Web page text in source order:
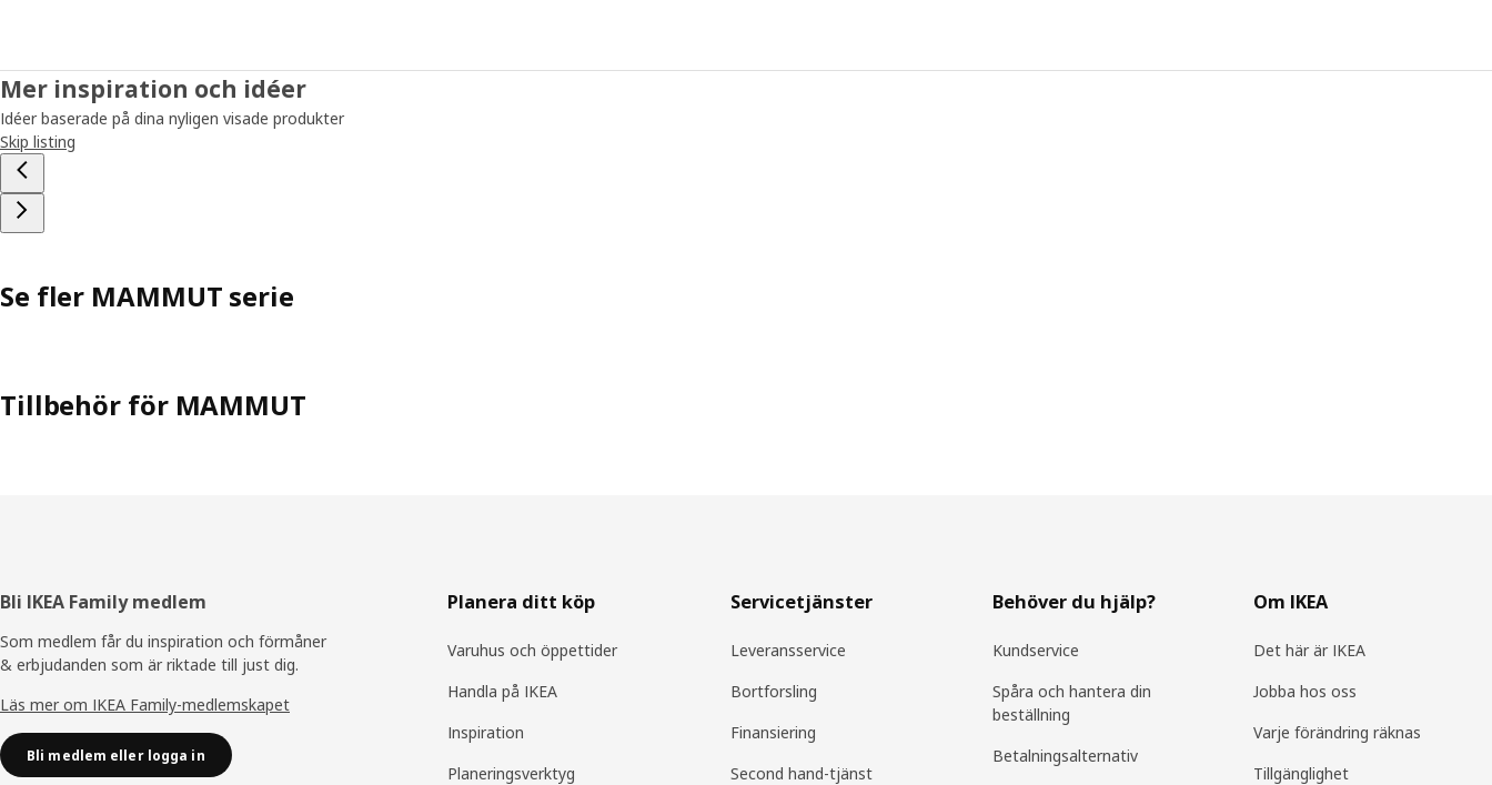
Mer inspiration och idéer
Idéer baserade på dina nyligen visade produkter
Skip listing
Se fler MAMMUT serie
Tillbehör för MAMMUT
Sidfot
Bli IKEA Family medlem
Som medlem får du inspiration och förmåner
& erbjudanden som är riktade till just dig.
Läs mer om IKEA Family-medlemskapet
Bli medlem eller logga in
Planera ditt köp
Varuhus och öppettider
Handla på IKEA
Inspiration
Planeringsverktyg
Servicetjänster
Leveransservice
Bortforsling
Finansiering
Second hand-tjänst
Behöver du hjälp?
Kundservice
Spåra och hantera din
beställning
Betalningsalternativ
Om IKEA
Det här är IKEA
Jobba hos oss
Varje förändring räknas
Tillgänglighet